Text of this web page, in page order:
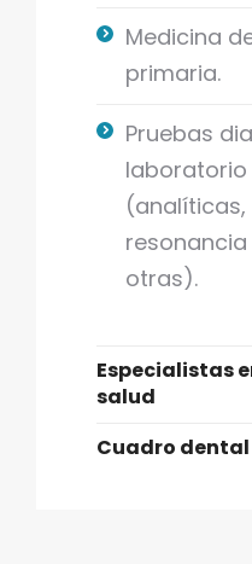
Medicina
primaria.
Pruebas
laboratorio
(analíticas,
otras).
Especialistas
salud
Cuadro dental